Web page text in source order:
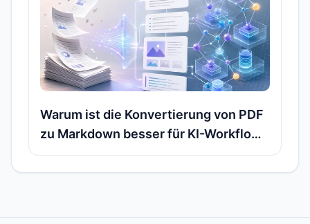
Warum ist die Konvertierung von PDF
zu Markdown besser für KI-Workflows
geeignet? Praxisbeispiel zu RAG,
Wissensdatenbanken und